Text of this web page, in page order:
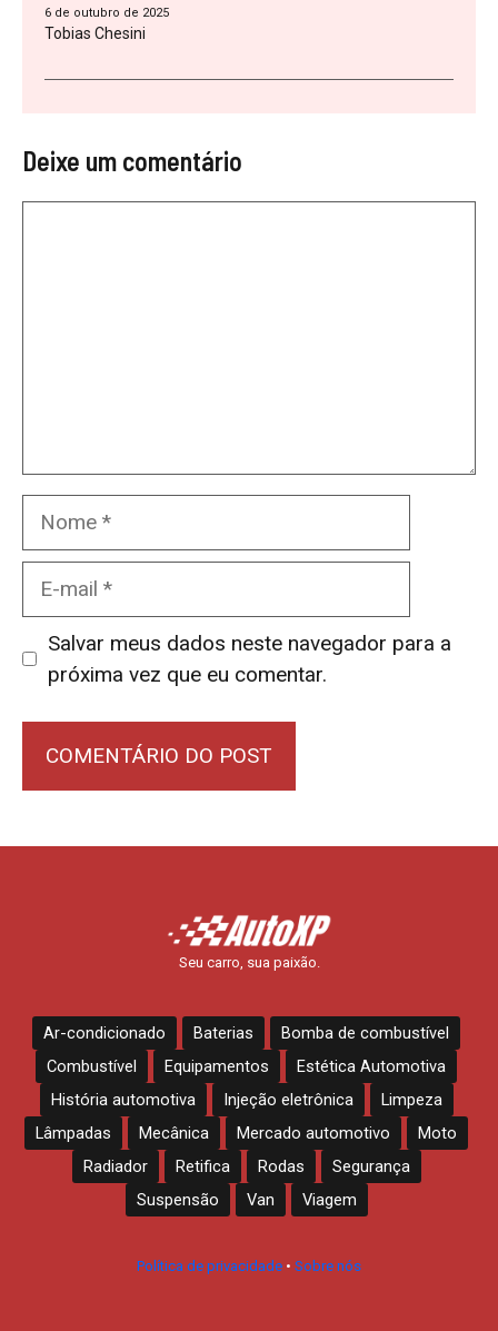
6 de outubro de 2025
Tobias Chesini
Deixe um comentário
Nome
Salvar meus dados neste navegador para a
próxima vez que eu comentar.
Seu carro, sua paixão.
Ar-condicionado Baterias
Bomba de combustível
Combustível
Equipamentos
Estética Automotiva
História automotiva
Injeção eletrônica
Limpeza
Lâmpadas
Mecânica Mercado automotivo
Moto
Radiador
Retifica Rodas
Segurança
Suspensão
Van Viagem
Política de privacidade • Sobre nós